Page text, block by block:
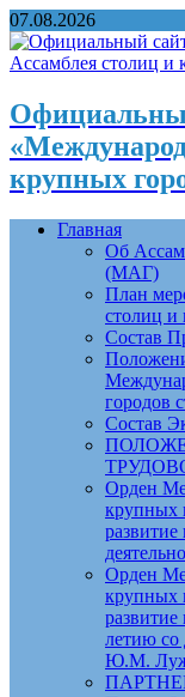
07.08.2026
крупных
Главная
Об
(МАГ)
План
столиц
Состав
городов
Состав
Орден
крупных
Орден
крупных
летию со
Ю.М.